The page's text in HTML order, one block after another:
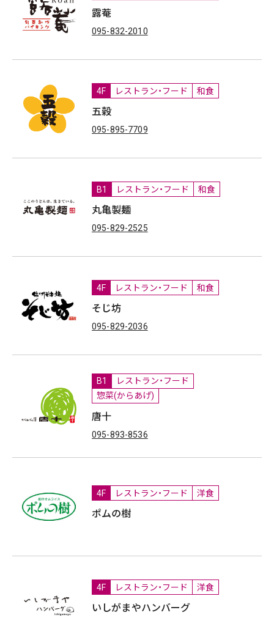
露菴
095-832-2010
4F レストラン・フード 和食
五穀
095-895-7709
B1 レストラン・フード 和食
丸亀製麺
095-829-2525
4F レストラン・フード 和食
そじ坊
095-829-2036
B1
レストラン・フード
惣菜(からあげ)
唐十
095-893-8536
4F レストラン・フード 洋食
ポムの樹
4F レストラン・フード 洋食
いしがまやハンバーグ